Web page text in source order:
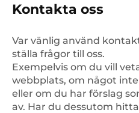
Kontakta oss
Var vänlig använd
ställa frågor till oss.
Exempelvis om du vill
webbplats, om något
eller om du har förslag
av. Har du dessutom
► Home
Spel
► Addition
► Subtraktion